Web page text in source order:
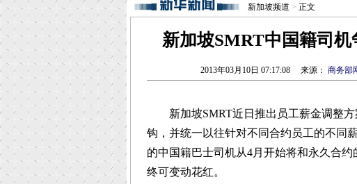
新加坡频道 > 正文
新加坡SMRT中国籍司
2013年03月10日 07:17:08 来源： 商务部
新加坡SMRT近日推出员工薪金调整方
钩，并统一以往针对不同合约员工的不同
的中国籍巴士司机从4月开始将和永久合
终可变动花红。